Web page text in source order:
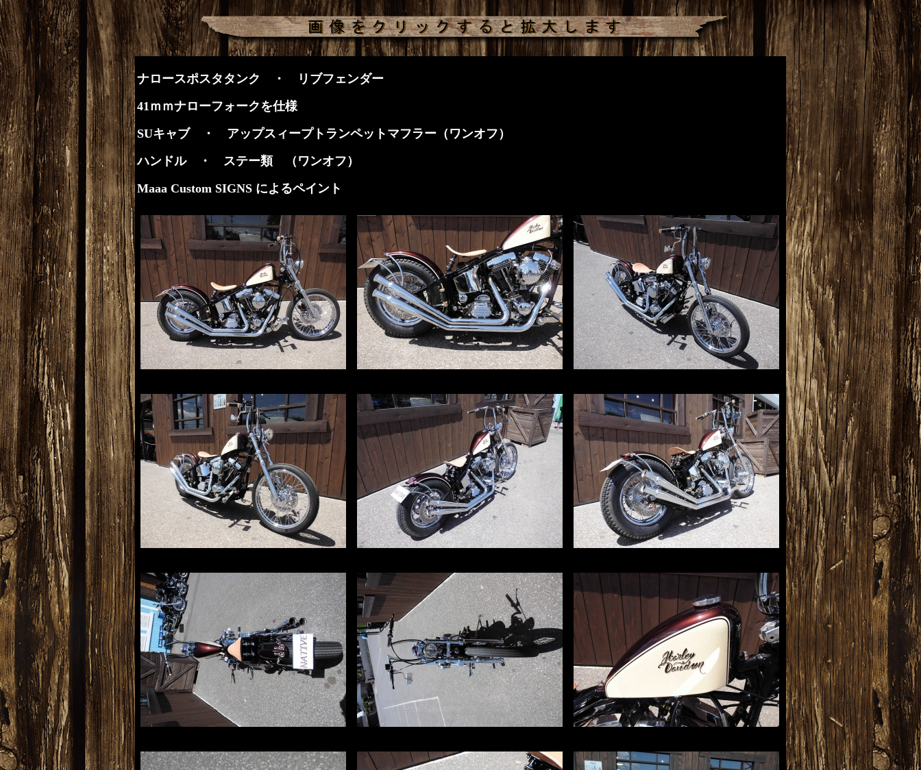
ナロースポスタタンク ・ リブフェンダー
41ｍｍナローフォークを仕様
SUキャブ ・ アップスィープトランペットマフラー（ワンオフ）
ハンドル ・ ステー類 （ワンオフ）
Maaa Custom SIGNS によるペイント